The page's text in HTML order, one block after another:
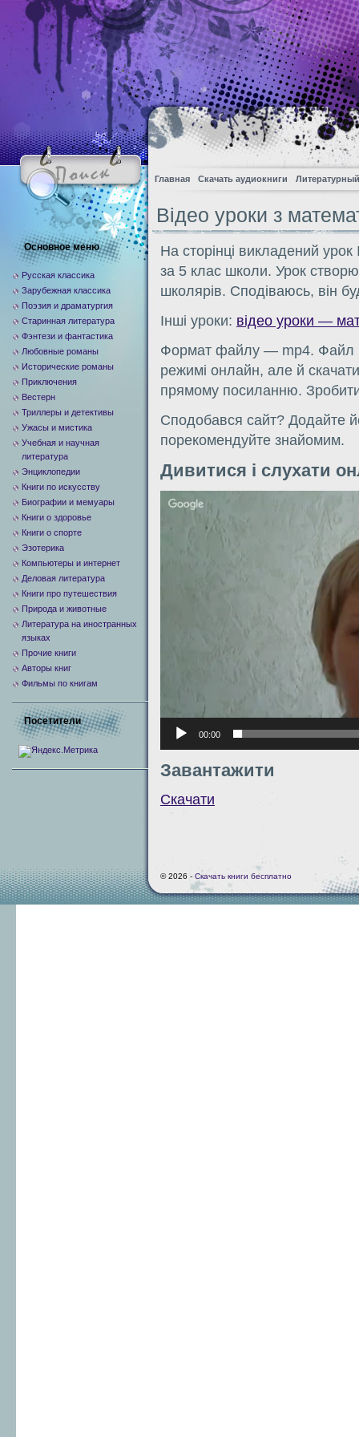
Главная Скачать аудиокниги
Вiдео уроки з
На сторiнцi викладений
за 5 клас школи. Урок
школярiв. Сподiваюсь, вiн
Iншi уроки: відео уроки —
Формат файлу — mp4. Файл
режимi онлайн, але й
прямому посиланню.
Сподобався сайт? Додайте
порекомендуйте знайомим.
Дивитися i слухати
Видеоплеер
00:00
Завантажити
Скачати
Основное меню
Русская классика
Зарубежная классика
Поэзия и драматургия
Старинная литература
Фэнтези и фантастика
Любовные романы
Исторические романы
Приключения
Вестерн
Триллеры и детективы
Ужасы и мистика
Учебная и научная
литература
Энциклопедии
Книги по искусству
Биографии и мемуары
Книги о здоровье
Книги о спорте
Эзотерика
Компьютеры и интернет
Деловая литература
Книги про путешествия
Природа и животные
Литература на иностранных
языках
Прочие книги
Авторы книг
Фильмы по книгам
Посетители
© 2026 - Скачать книги бесплатно